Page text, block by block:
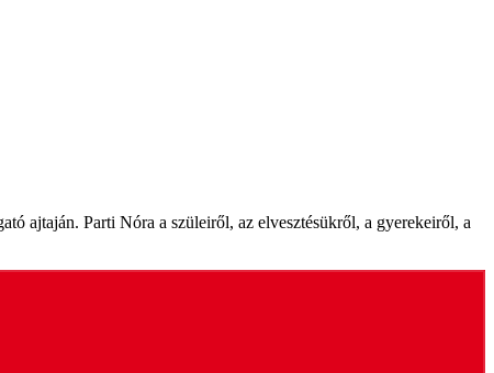
ajtaján. Parti Nóra a szüleiről, az elvesztésükről, a gyerekeiről, a